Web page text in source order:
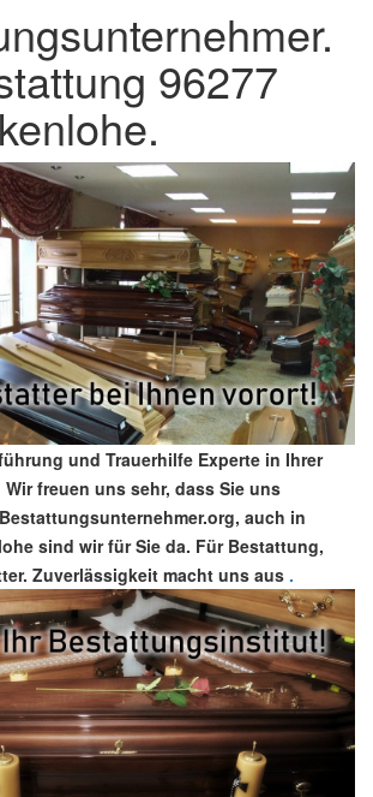
96277
und Trauerhilfe Experte in Ihrer
freuen uns sehr, dass Sie uns
auch in
sind wir für Sie da. Für Bestattung,
Zuverlässigkeit macht uns aus .